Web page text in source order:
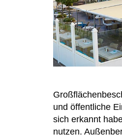
und öffentliche
sich erkannt
nutzen.